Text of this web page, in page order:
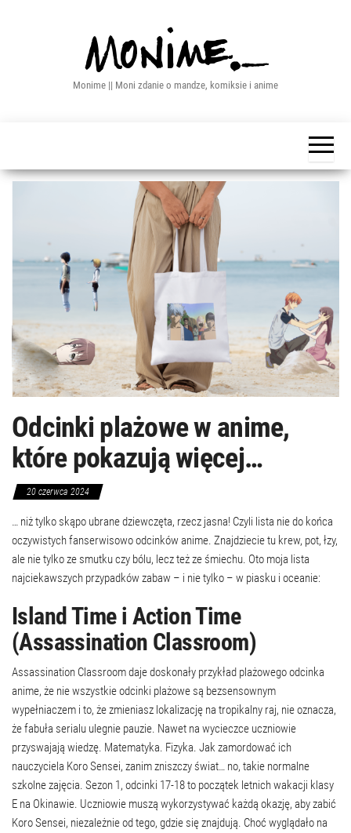
Monime || Moni zdanie o mandze, komiksie i anime
Odcinki plażowe w anime,
które pokazują więcej…
20 czerwca 2024
… niż tylko skąpo ubrane dziewczęta, rzecz jasna! Czyli lista nie do końca
oczywistych fanserwisowo odcinków anime. Znajdziecie tu krew, pot, łzy,
ale nie tylko ze smutku czy bólu, lecz też ze śmiechu. Oto moja lista
najciekawszych przypadków zabaw – i nie tylko – w piasku i oceanie:
Island Time i Action Time
(Assassination Classroom)
Assassination Classroom daje doskonały przykład plażowego odcinka
anime, że nie wszystkie odcinki plażowe są bezsensownym
wypełniaczem i to, że zmieniasz lokalizację na tropikalny raj, nie oznacza,
że ​​fabuła serialu ulegnie pauzie. Nawet na wycieczce uczniowie
przyswajają wiedzę. Matematyka. Fizyka. Jak zamordować ich
nauczyciela Koro Sensei, zanim zniszczy świat… no, takie normalne
szkolne zajęcia. Sezon 1, odcinki 17-18 to początek letnich wakacji klasy
E na Okinawie. Uczniowie muszą wykorzystywać każdą okazję, aby zabić
Koro Sensei, niezależnie od tego, gdzie się znajdują. Choć wyglądało na